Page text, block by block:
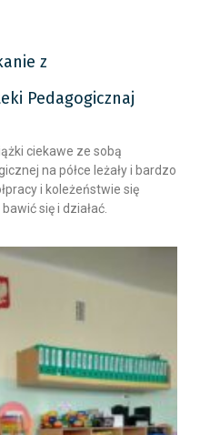
z
Pedagogicznaj
ciekawe ze sobą
na półce leżały i bardzo
i koleżeństwie się
się i działać.